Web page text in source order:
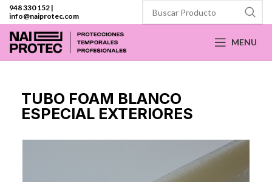
948 330 152 |
info@naiprotec.com
MENU
TUBO FOAM BLANCO
ESPECIAL EXTERIORES